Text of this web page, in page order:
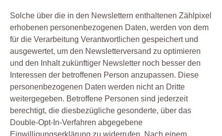
Solche über die in den Newslettern enthaltenen Zählpixel
erhobenen personenbezogenen Daten, werden von dem
für die Verarbeitung Verantwortlichen gespeichert und
ausgewertet, um den Newsletterversand zu optimieren
und den Inhalt zukünftiger Newsletter noch besser den
Interessen der betroffenen Person anzupassen. Diese
personenbezogenen Daten werden nicht an Dritte
weitergegeben. Betroffene Personen sind jederzeit
berechtigt, die diesbezügliche gesonderte, über das
Double-Opt-In-Verfahren abgegebene
Einwilligungserklärung zu widerrufen. Nach einem